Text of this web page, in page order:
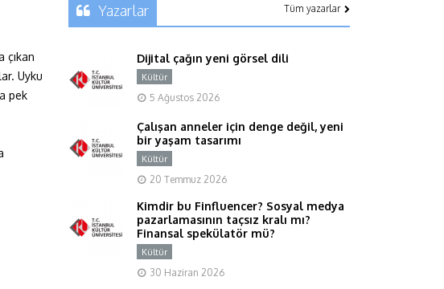
çıkan
Uyku
pek
Yazarlar Tüm yazarlar
Dijital çağın yeni görsel dili
Kültür
5 Ağustos 2026
Çalışan anneler için denge değil, yeni
bir yaşam tasarımı
Kültür
20 Temmuz 2026
Kimdir bu Finfluencer? Sosyal medya
pazarlamasının taçsız kralı mı?
Finansal spekülatör mü?
Kültür
30 Haziran 2026